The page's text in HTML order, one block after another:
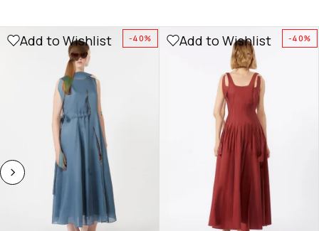
-40%
Add to Wishlist -40%
Add to Wishlist